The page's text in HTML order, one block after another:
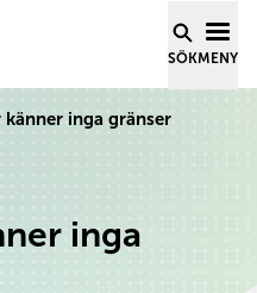
SÖKMENY
inga gränser
inga